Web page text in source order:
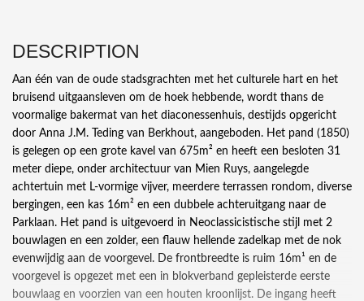
DESCRIPTION
Aan één van de oude stadsgrachten met het culturele hart en het
bruisend uitgaansleven om de hoek hebbende, wordt thans de
voormalige bakermat van het diaconessenhuis, destijds opgericht
door Anna J.M. Teding van Berkhout, aangeboden. Het pand (1850)
is gelegen op een grote kavel van 675m² en heeft een besloten 31
meter diepe, onder architectuur van Mien Ruys, aangelegde
achtertuin met L-vormige vijver, meerdere terrassen rondom, diverse
bergingen, een kas 16m² en een dubbele achteruitgang naar de
Parklaan. Het pand is uitgevoerd in Neoclassicistische stijl met 2
bouwlagen en een zolder, een flauw hellende zadelkap met de nok
evenwijdig aan de voorgevel. De frontbreedte is ruim 16m¹ en de
voorgevel is opgezet met een in blokverband gepleisterde eerste
bouwlaag en voorzien van een houten kroonlijst. De ingang heeft